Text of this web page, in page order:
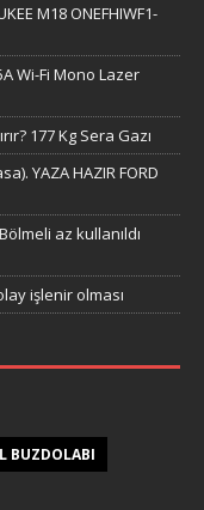
M18 ONEFHIWF1-
Wi-Fi Mono Lazer
177 Kg Sera Gazı
YAZA HAZIR FORD
az kullanıldı
işlenir olması
BUZDOLABI